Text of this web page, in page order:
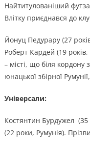
Найтитулованіший
Влітку приєднався до
Йонуц Педурару (27
Роберт Кардей (19
– місті, що біля
юнацької збірної
Універсали:
Костянтин Бурдужел (35
(22 роки, Румунія).